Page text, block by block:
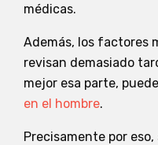
médicas.
Además, los factores
revisan demasiado
mejor esa parte,
en el hombre.
Precisamente por